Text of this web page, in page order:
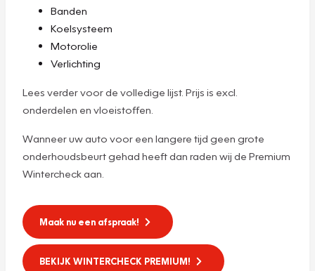
Banden
Koelsysteem
Motorolie
Verlichting
Lees verder voor de volledige lijst. Prijs is excl.
onderdelen en vloeistoffen.
Wanneer uw auto voor een langere tijd geen grote
onderhoudsbeurt gehad heeft dan raden wij de Premium
Wintercheck aan.
Maak nu een afspraak!
BEKIJK WINTERCHECK PREMIUM!